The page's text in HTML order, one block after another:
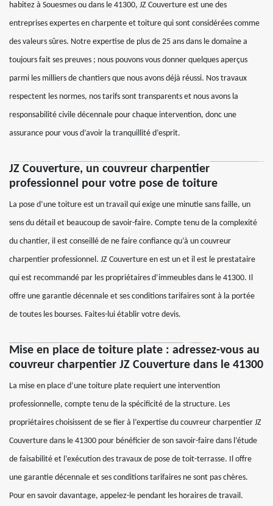
habitez à Souesmes ou dans le 41300, JZ Couverture est une des
entreprises expertes en charpente et toiture qui sont considérées comme
des valeurs sûres. Notre expertise de plus de 25 ans dans le domaine a
toujours fait ses preuves ; nous pouvons vous donner quelques aperçus
parmi les milliers de chantiers que nous avons déjà réussi. Nos travaux
respectent les normes, nos tarifs sont transparents et nous avons la
responsabilité civile décennale pour chaque intervention, donc une
assurance pour vous d’avoir la tranquillité d’esprit.
JZ Couverture, un couvreur charpentier
professionnel pour votre pose de toiture
La pose d’une toiture est un travail qui exige une minutie sans faille, un
sens du détail et beaucoup de savoir-faire. Compte tenu de la complexité
du chantier, il est conseillé de ne faire confiance qu’à un couvreur
charpentier professionnel. JZ Couverture en est un et il est le prestataire
qui est recommandé par les propriétaires d’immeubles dans le 41300. Il
offre une garantie décennale et ses conditions tarifaires sont à la portée
de toutes les bourses. Faites-lui établir votre devis.
Mise en place de toiture plate : adressez-vous au
couvreur charpentier JZ Couverture dans le 41300
La mise en place d’une toiture plate requiert une intervention
professionnelle, compte tenu de la spécificité de la structure. Les
propriétaires choisissent de se fier à l’expertise du couvreur charpentier JZ
Couverture dans le 41300 pour bénéficier de son savoir-faire dans l’étude
de faisabilité et l’exécution des travaux de pose de toit-terrasse. Il offre
une garantie décennale et ses conditions tarifaires ne sont pas chères.
Pour en savoir davantage, appelez-le pendant les horaires de travail.